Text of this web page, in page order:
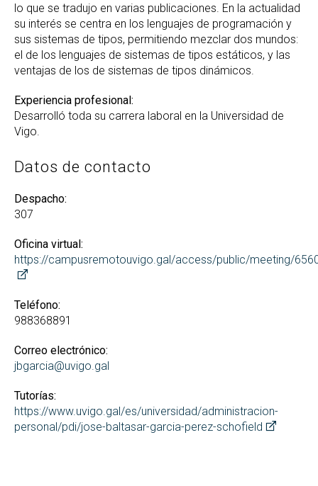
lo que se tradujo en varias publicaciones. En la actualidad
su interés se centra en los lenguajes de programación y
sus sistemas de tipos, permitiendo mezclar dos mundos:
el de los lenguajes de sistemas de tipos estáticos, y las
ventajas de los de sistemas de tipos dinámicos.
Experiencia profesional:
Desarrolló toda su carrera laboral en la Universidad de
Vigo.
Datos de contacto
Despacho:
307
Oficina virtual:
https://campusremotouvigo.gal/access/public/meeting/
Teléfono:
988368891
Correo electrónico:
jbgarcia@uvigo.gal
Tutorías:
https://www.uvigo.gal/es/universidad/administracion-
personal/pdi/jose-baltasar-garcia-perez-schofield